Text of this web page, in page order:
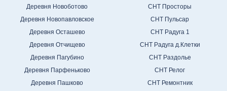
Деревня Новоботово
Деревня Новопавловское
Деревня Осташево
Деревня Отчищево
Деревня Пагубино
Деревня Парфеньково
Деревня Пашково
СНТ Просторы
СНТ Пульсар
СНТ Радуга 1
СНТ Радуга д.Клетки
СНТ Раздолье
СНТ Релог
СНТ Ремонтник